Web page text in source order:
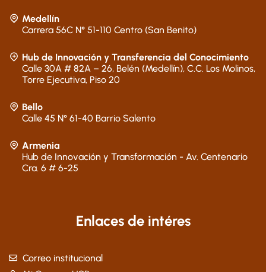
Medellín
Carrera 56C N° 51-110 Centro (San Benito)
Hub de Innovación y Transferencia del Conocimiento
Calle 30A # 82A – 26, Belén (Medellín), C.C. Los Molinos,
Torre Ejecutiva, Piso 20
Bello
Calle 45 N° 61-40 Barrio Salento
Armenia
Hub de Innovación y Transformación - Av. Centenario
Cra. 6 # 6-25
Enlaces de intéres
Correo institucional